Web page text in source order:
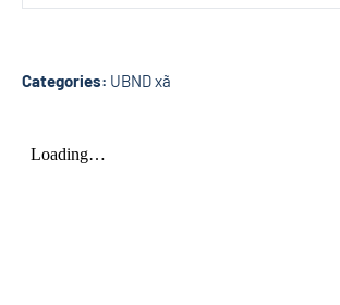
Categories: UBND xã